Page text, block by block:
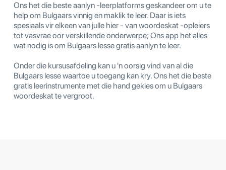
Ons het die beste aanlyn -leerplatforms geskandeer om u te
help om Bulgaars vinnig en maklik te leer. Daar is iets
spesiaals vir elkeen van julle hier - van woordeskat -opleiers
tot vasvrae oor verskillende onderwerpe; Ons app het alles
wat nodig is om Bulgaars lesse gratis aanlyn te leer.
Onder die kursusafdeling kan u 'n oorsig vind van al die
Bulgaars lesse waartoe u toegang kan kry. Ons het die beste
gratis leerinstrumente met die hand gekies om u Bulgaars
woordeskat te vergroot.